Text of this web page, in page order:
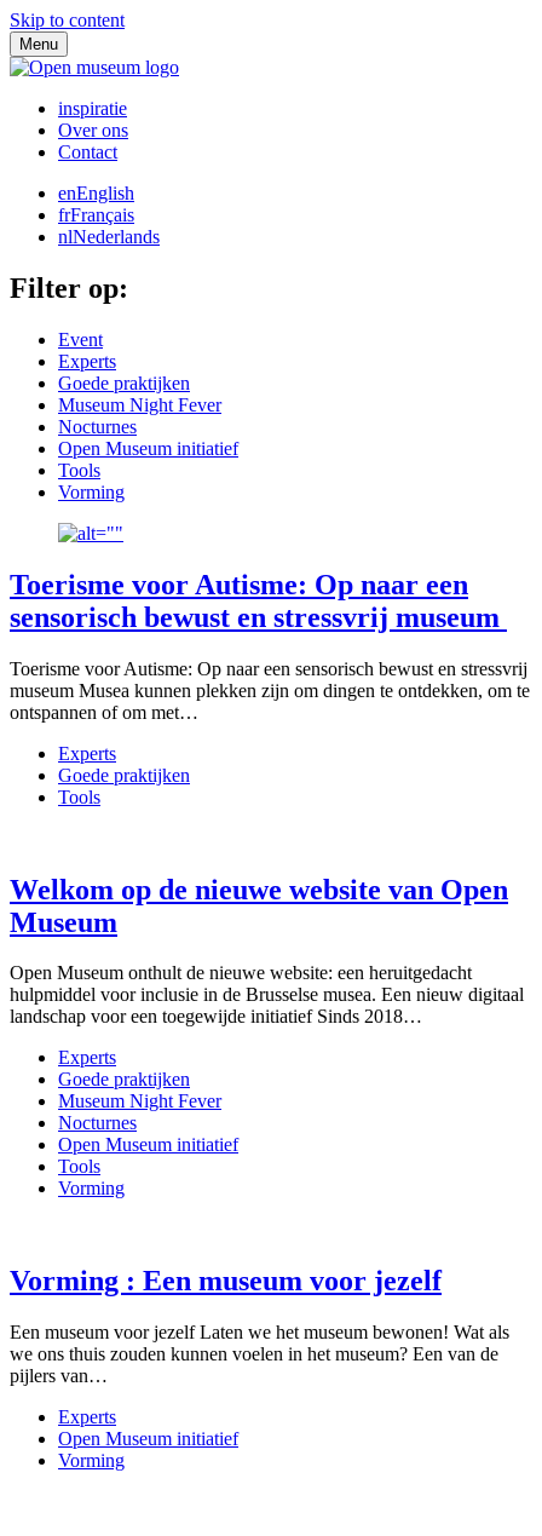
Skip to content
Menu
inspiratie
Over ons
Contact
enEnglish
frFrançais
nlNederlands
Filter op:
Event
Experts
Goede praktijken
Museum Night Fever
Nocturnes
Open Museum initiatief
Tools
Vorming
Toerisme voor Autisme: Op naar een
sensorisch bewust en stressvrij museum
Toerisme voor Autisme: Op naar een sensorisch bewust en stressvrij
museum Musea kunnen plekken zijn om dingen te ontdekken, om te
ontspannen of om met…
Experts
Goede praktijken
Tools
Welkom op de nieuwe website van Open
Museum
Open Museum onthult de nieuwe website: een heruitgedacht
hulpmiddel voor inclusie in de Brusselse musea. Een nieuw digitaal
landschap voor een toegewijde initiatief Sinds 2018…
Experts
Goede praktijken
Museum Night Fever
Nocturnes
Open Museum initiatief
Tools
Vorming
Vorming : Een museum voor jezelf
Een museum voor jezelf Laten we het museum bewonen! Wat als
we ons thuis zouden kunnen voelen in het museum? Een van de
pijlers van…
Experts
Open Museum initiatief
Vorming